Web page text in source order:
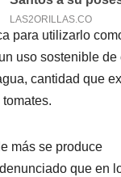
para utilizarlo
uso sostenible de
cantidad que
más se produce
que en